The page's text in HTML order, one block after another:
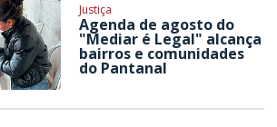
Justiça
Agenda de agosto do
"Mediar é Legal" alcança
bairros e comunidades
do Pantanal